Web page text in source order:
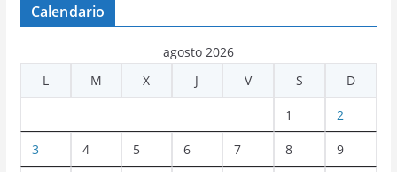
Calendario
agosto 2026
L
M X J V S D
1 2
3 4 5 6 7 8 9